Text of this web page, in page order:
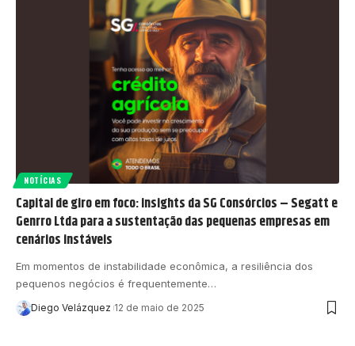
NOTÍCIAS
Capital de giro em foco: insights da SG Consórcios – Segatt e
Genrro Ltda para a sustentação das pequenas empresas em
cenários instáveis
Em momentos de instabilidade econômica, a resiliência dos
pequenos negócios é frequentemente…
Diego Velázquez 12 de maio de 2025